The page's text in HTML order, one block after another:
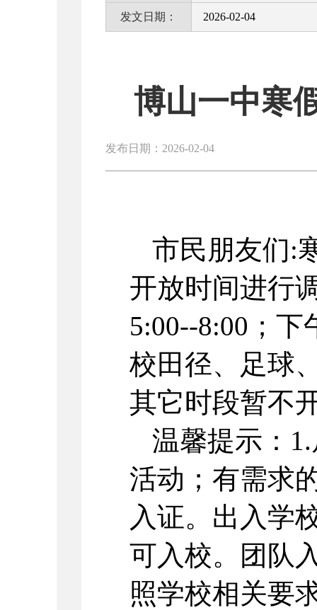
发文日期： 2026-02-04
博山一中寒
发布日期：2026-02-04
市民朋友们:
开放时间进行
5:00--8:00；下
校田径、足球
其它时段暂不
温馨提示：
活动；有需求
入证。出入学
可入校。团队
照学校相关要